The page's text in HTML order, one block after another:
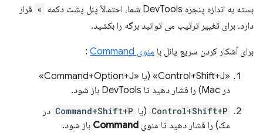
بسته به اندازه پنجره DevTools شما، احتمالاً پنل پشت دکمه » قرار
دارد. برای تغییر ترتیب می توانید برگه را بکشید.
برای آشکار کردن سریع پانل با منوی Command :
«Control+Shift+J» (یا «Command+Option+J»
در Mac) را فشار دهید تا DevTools باز شود.
Control+Shift+P (یا Command+Shift+P در
مک) را فشار دهید تا منوی Command باز شود.